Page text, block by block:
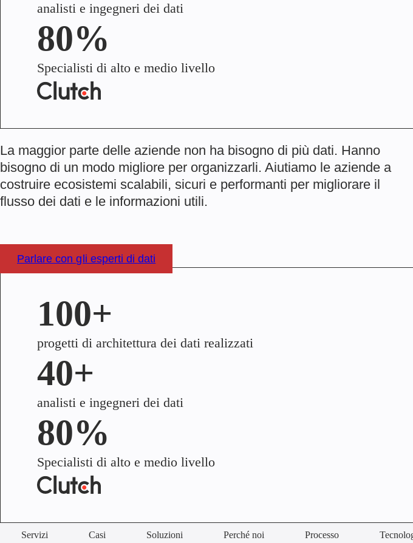
analisti e ingegneri dei dati
80%
Specialisti di alto e medio livello
La maggior parte delle aziende non ha bisogno di più dati. Hanno
bisogno di un modo migliore per organizzarli. Aiutiamo le aziende a
costruire ecosistemi scalabili, sicuri e performanti per migliorare il
flusso dei dati e le informazioni utili.
Parlare con gli esperti di dati
100+
progetti di architettura dei dati realizzati
40+
analisti e ingegneri dei dati
80%
Specialisti di alto e medio livello
Servizi Casi Soluzioni Perché noi Processo